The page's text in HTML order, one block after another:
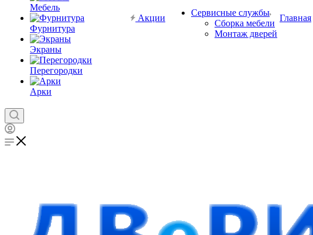
Мебель
Фурнитура
Экраны
Перегородки
Арки
Акции
Сервисные службы
Сборка мебели
Монтаж дверей
Главная